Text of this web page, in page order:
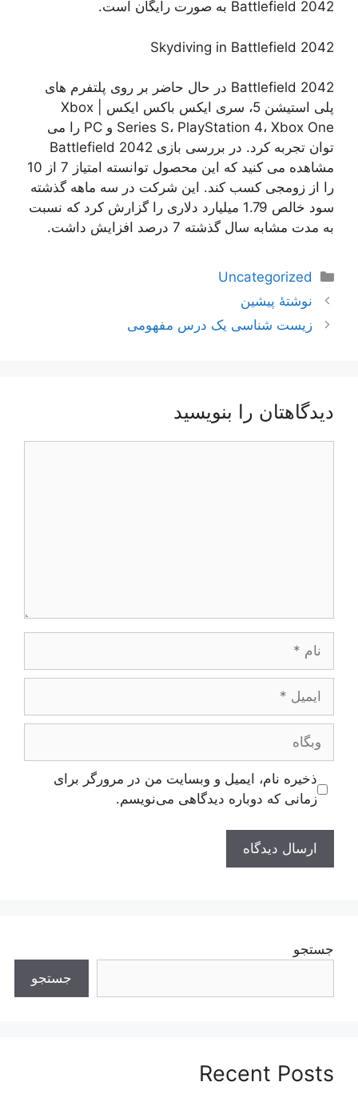
Battlefield 2042 به صورت رایگان است.
Skydiving in Battlefield 2042
Battlefield 2042 در حال حاضر بر روی پلتفرم های
پلی استیشن 5، سری ایکس باکس ایکس | Xbox
Series S، PlayStation 4، Xbox One و PC را می
توان تجربه کرد. در بررسی بازی Battlefield 2042
مشاهده می کنید که این محصول توانسته امتیاز 7 از 10
را از زومجی کسب کند. این شرکت در سه ماهه گذشته
سود خالص 1.79 میلیارد دلاری را گزارش کرد که نسبت
به مدت مشابه سال گذشته 7 درصد افزایش داشت.
دسته‌ها
Uncategorized
ناوبری
نوشته‌ها
نوشتهٔ پیشین
زیست شناسی یک درس مفهومی
دیدگاهتان را بنویسید
ایمیل
وبگاه
ذخیره نام، ایمیل و وبسایت من در مرورگر برای
زمانی که دوباره دیدگاهی می‌نویسم.
جستجو
جستجو
Recent Posts